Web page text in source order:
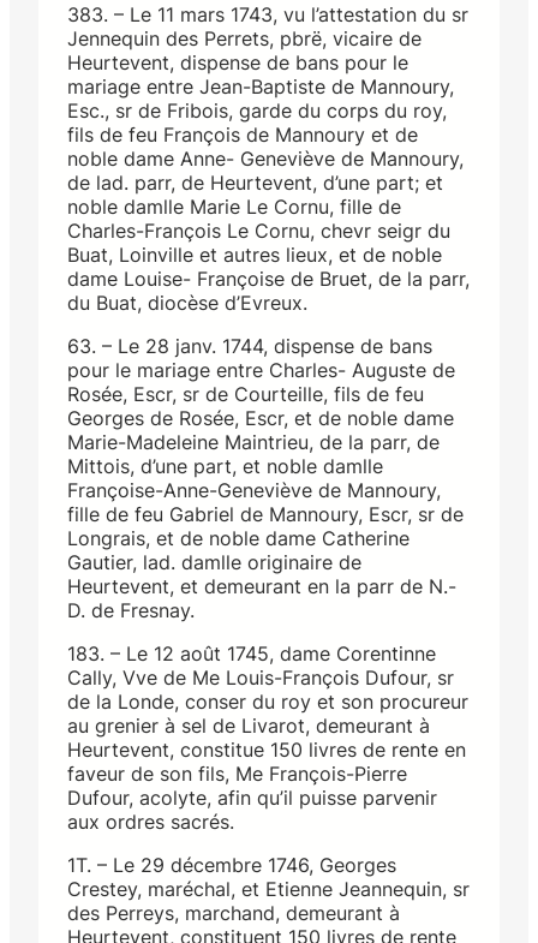
383. – Le 11 mars 1743, vu l’attestation du sr
Jennequin des Perrets, pbrë, vicaire de
Heurtevent, dispense de bans pour le
mariage entre Jean-Baptiste de Mannoury,
Esc., sr de Fribois, garde du corps du roy,
fils de feu François de Mannoury et de
noble dame Anne- Geneviève de Mannoury,
de lad. parr, de Heurtevent, d’une part; et
noble damlle Marie Le Cornu, fille de
Charles-François Le Cornu, chevr seigr du
Buat, Loinville et autres lieux, et de noble
dame Louise- Françoise de Bruet, de la parr,
du Buat, diocèse d’Evreux.
63. – Le 28 janv. 1744, dispense de bans
pour le mariage entre Charles- Auguste de
Rosée, Escr, sr de Courteille, fils de feu
Georges de Rosée, Escr, et de noble dame
Marie-Madeleine Maintrieu, de la parr, de
Mittois, d’une part, et noble damlle
Françoise-Anne-Geneviève de Mannoury,
fille de feu Gabriel de Mannoury, Escr, sr de
Longrais, et de noble dame Catherine
Gautier, lad. damlle originaire de
Heurtevent, et demeurant en la parr de N.-
D. de Fresnay.
183. – Le 12 août 1745, dame Corentinne
Cally, Vve de Me Louis-François Dufour, sr
de la Londe, conser du roy et son procureur
au grenier à sel de Livarot, demeurant à
Heurtevent, constitue 150 livres de rente en
faveur de son fils, Me François-Pierre
Dufour, acolyte, afin qu’il puisse parvenir
aux ordres sacrés.
1T. – Le 29 décembre 1746, Georges
Crestey, maréchal, et Etienne Jeannequin, sr
des Perreys, marchand, demeurant à
Heurtevent, constituent 150 livres de rente